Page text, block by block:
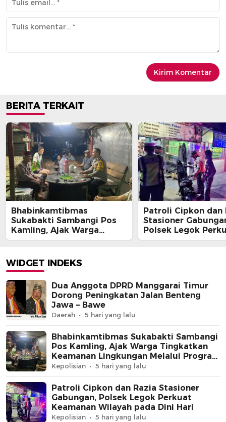
BERITA TERKAIT
Bhabinkamtibmas
Sukabakti Sambangi Pos
Kamling, Ajak Warga
Tingkatkan Keamanan
Program Jaga Jakarta+
Patroli Cipkon dan
Stasioner
Polsek Legok
Keamanan Wilayah
WIDGET INDEKS
Dua Anggota DPRD Manggarai Timur
Dorong Peningkatan Jalan Benteng
Jawa – Bawe
Daerah 5 hari yang lalu
Bhabinkamtibmas Sukabakti Sambangi
Pos Kamling, Ajak Warga Tingkatkan
Keamanan Lingkungan Melalui Program
Jaga Jakarta+
Kepolisian 5 hari yang lalu
Patroli Cipkon dan Razia Stasioner
Gabungan, Polsek Legok Perkuat
Keamanan Wilayah pada Dini Hari
Kepolisian 5 hari yang lalu